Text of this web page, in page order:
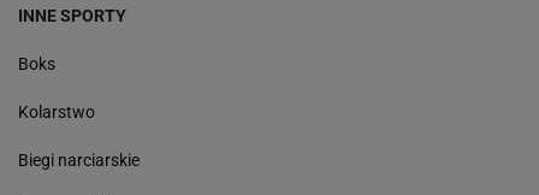
INNE SPORTY
Boks
Kolarstwo
Biegi narciarskie